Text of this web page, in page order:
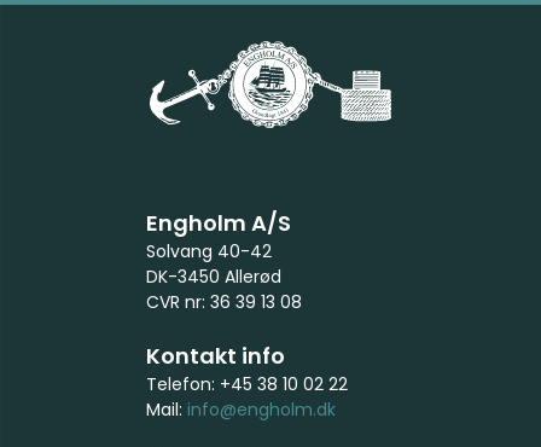
Engholm A/S
Solvang 40-42
DK-3450 Allerød
CVR nr: 36 39 13 08
Kontakt info
Telefon: +45 38 10 02 22
Mail: info@engholm.dk